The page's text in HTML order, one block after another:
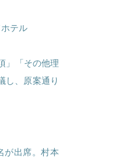
テル
」「その他理
し、原案通り
が出席。村本